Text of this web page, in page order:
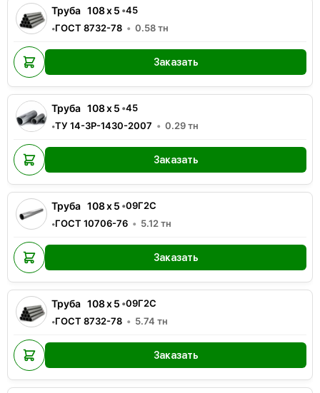
Труба 108x5 •45
•ГОСТ 8732-78 0.58тн
Заказать
Труба 108x5 •45
•ТУ 14-3Р-1430-2007 0.29тн
Заказать
Труба 108x5 •09Г2С
•ГОСТ 10706-76 5.12 тн
Заказать
Труба 108x5 •09Г2С
•ГОСТ 8732-78 5.74 тн
Заказать